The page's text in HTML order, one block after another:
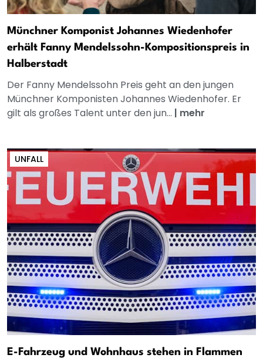
Münchner Komponist Johannes Wiedenhofer
erhält Fanny Mendelssohn-Kompositionspreis in
Halberstadt
Der Fanny Mendelssohn Preis geht an den jungen
Münchner Komponisten Johannes Wiedenhofer. Er
gilt als großes Talent unter den jun... | mehr
UNFALL
E-Fahrzeug und Wohnhaus stehen in Flammen